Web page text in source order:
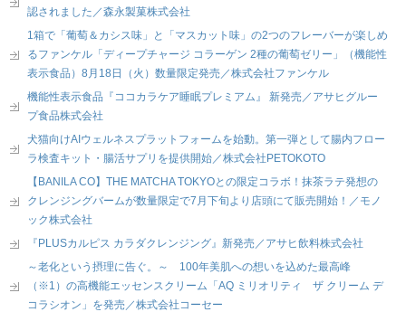
認されました／森永製菓株式会社
1箱で「葡萄＆カシス味」と「マスカット味」の2つのフレーバーが楽しめ
るファンケル「ディープチャージ コラーゲン 2種の葡萄ゼリー」（機能性
表示食品）8月18日（火）数量限定発売／株式会社ファンケル
機能性表示食品『ココカラケア睡眠プレミアム』 新発売／アサヒグルー
プ食品株式会社
犬猫向けAIウェルネスプラットフォームを始動。第一弾として腸内フロー
ラ検査キット・腸活サプリを提供開始／株式会社PETOKOTO
【BANILA CO】THE MATCHA TOKYOとの限定コラボ！抹茶ラテ発想の
クレンジングバームが数量限定で7月下旬より店頭にて販売開始！／モノ
ック株式会社
『PLUSカルピス カラダクレンジング』新発売／アサヒ飲料株式会社
～老化という摂理に告ぐ。～ 100年美肌への想いを込めた最高峰
（※1）の高機能エッセンスクリーム「AQ ミリオリティ ザ クリーム デ
コラシオン」を発売／株式会社コーセー